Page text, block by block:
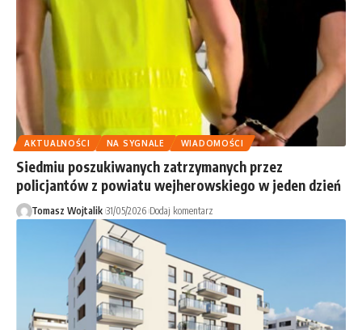
AKTUALNOŚCI NA SYGNALE WIADOMOŚCI
Siedmiu poszukiwanych zatrzymanych przez
policjantów z powiatu wejherowskiego w jeden dzień
Tomasz Wojtalik 31/05/2026 Dodaj komentarz